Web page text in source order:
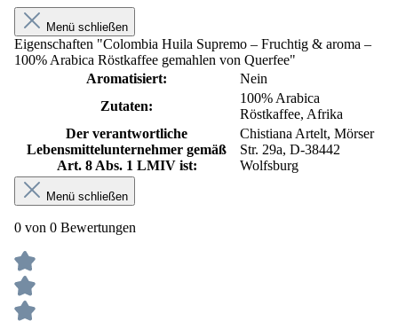
Menü schließen
Eigenschaften "Colombia Huila Supremo – Fruchtig & aroma –
100% Arabica Röstkaffee gemahlen von Querfee"
Aromatisiert:
Nein
Zutaten:
100% Arabica
Röstkaffee, Afrika
Der verantwortliche
Lebensmittelunternehmer gemäß
Art. 8 Abs. 1 LMIV ist:
Chistiana Artelt, Mörser
Str. 29a, D-38442
Wolfsburg
Menü schließen
0 von 0 Bewertungen